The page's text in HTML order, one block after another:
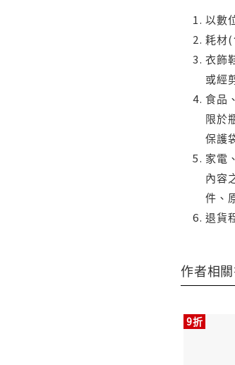
以數
耗材(
衣飾
或經
食品
限於
保護
家電
內容
件、
退貨
作者相
9折